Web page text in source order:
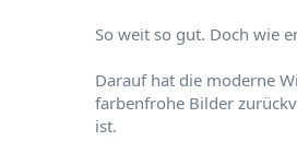
So weit so gut. Doch wie
Darauf hat die moderne
farbenfrohe Bilder
ist.